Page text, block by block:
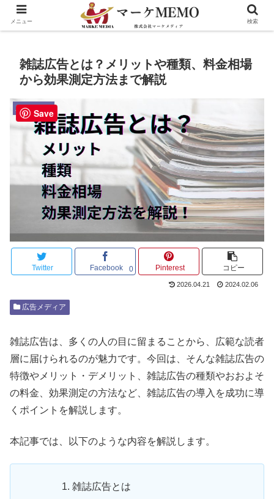
雑誌広告とは？メリットや種類、料金相場
から効果測定方法まで解説
広告メディア
Twitter Facebook 0 Pinterest コピー
2026.04.21 2024.02.06
広告メディア
雑誌広告は、多くの人の目に留まることから、広範な読者
層に届けられるのが魅力です。今回は、そんな雑誌広告の
特徴やメリット・デメリット、雑誌広告の種類やおおよそ
の料金、効果測定の方法など、雑誌広告の導入を成功に導
くポイントを解説します。
本記事では、以下のような内容を解説します。
雑誌広告とは
メニュー 検索
Save